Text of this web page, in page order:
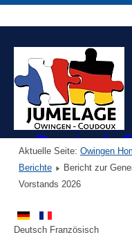
Deutsch
DFVO
Aktuelle Seite: Owingen
Berichte
Bericht zur
Vorstands 2026
Deutsch Französisch